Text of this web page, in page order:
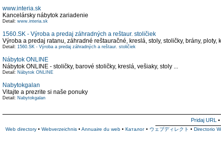
www.interia.sk
Kancelársky nábytok zariadenie
Detail: www.interia.sk
1560.SK - Výroba a predaj záhradných a reštaur. stoličiek
Výroba a predaj ratanu, záhradné reštauračné, kreslá, stoly, stoličky, brány, ploty,
Detail: 1560.SK - Výroba a predaj záhradných a reštaur. stoličiek
Nábytok ONLINE
Nábytok ONLINE - stoličky, barové stoličky, kreslá, vešiaky, stoly ...
Detail: Nábytok ONLINE
Nabytokgalan
Vitajte a prezrite si naše ponuky
Detail: Nabytokgalan
Pridaj URL •
Web directory • Webverzeichnis • Annuaire du web • Каталог • ウェブディレクト • Directorio